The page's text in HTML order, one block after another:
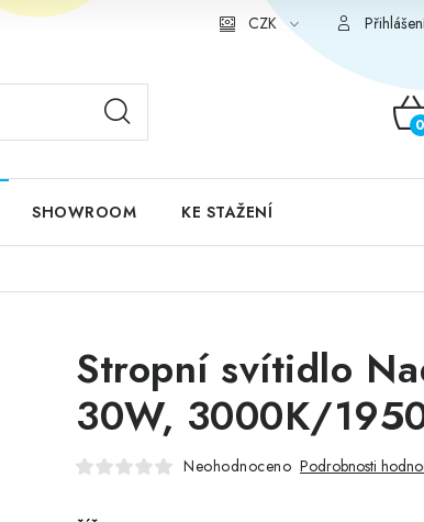
CZK
SHOWROOM KE STAŽENÍ
Stropní svítidlo
30W, 3000K/
Neohodnoceno Podrobnosti